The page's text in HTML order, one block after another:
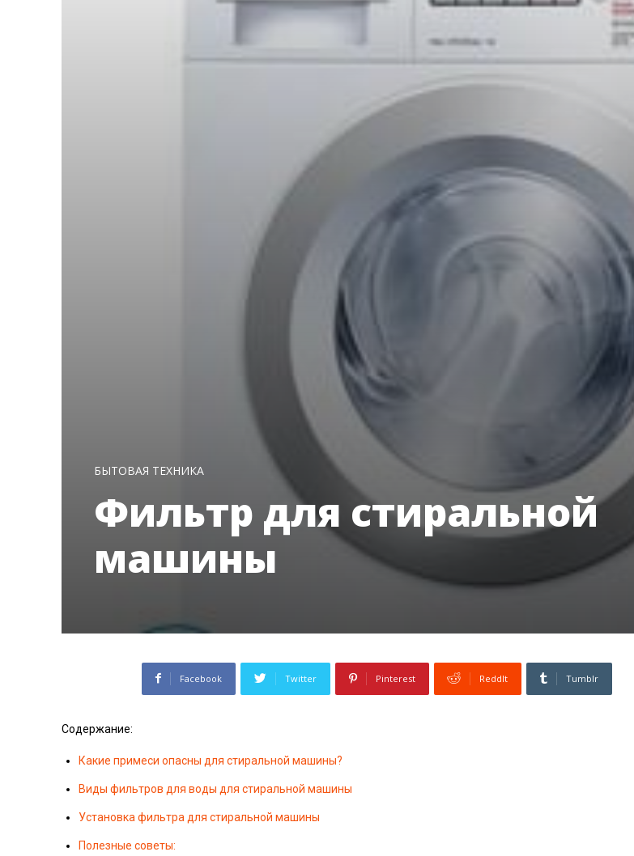
БЫТОВАЯ ТЕХНИКА
Фильтр для стиральной
машины
Facebook Twitter Pinterest ReddIt Tumblr
Содержание:
Какие примеси опасны для стиральной машины?
Виды фильтров для воды для стиральной машины
Установка фильтра для стиральной машины
Полезные советы: